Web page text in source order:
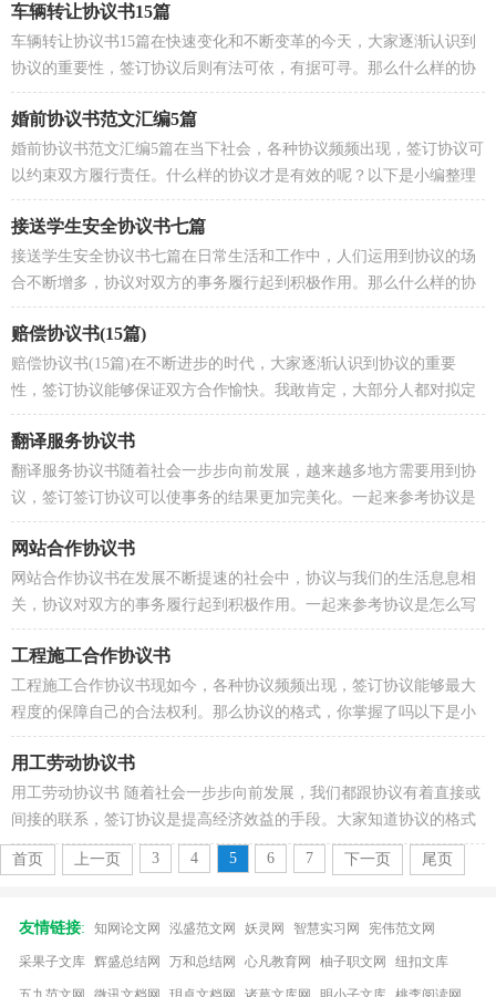
车辆转让协议书15篇
车辆转让协议书15篇在快速变化和不断变革的今天，大家逐渐认识到
协议的重要性，签订协议后则有法可依，有据可寻。那么什么样的协
议才是有效的呢？下面是小编精心整理的车辆转让协议...
婚前协议书范文汇编5篇
婚前协议书范文汇编5篇在当下社会，各种协议频频出现，签订协议可
以约束双方履行责任。什么样的协议才是有效的呢？以下是小编整理
的婚前协议书5篇，希望能够帮助到大家。婚前协议书...
接送学生安全协议书七篇
接送学生安全协议书七篇在日常生活和工作中，人们运用到协议的场
合不断增多，协议对双方的事务履行起到积极作用。那么什么样的协
议才是有效的呢？以下是小编为大家整理的接送学生...
赔偿协议书(15篇)
赔偿协议书(15篇)在不断进步的时代，大家逐渐认识到协议的重要
性，签订协议能够保证双方合作愉快。我敢肯定，大部分人都对拟定
协议很是头疼的，下面是小编为大家整理的赔偿协议书，欢...
翻译服务协议书
翻译服务协议书随着社会一步步向前发展，越来越多地方需要用到协
议，签订签订协议可以使事务的结果更加完美化。一起来参考协议是
怎么写的吧，下面是小编为大家收集的翻译服务协议...
网站合作协议书
网站合作协议书在发展不断提速的社会中，协议与我们的生活息息相
关，协议对双方的事务履行起到积极作用。一起来参考协议是怎么写
的吧，以下是小编帮大家整理的网站合作协议书，欢迎...
工程施工合作协议书
工程施工合作协议书现如今，各种协议频频出现，签订协议能够最大
程度的保障自己的合法权利。那么协议的格式，你掌握了吗以下是小
编为大家整理的工程施工合作协议书，希望能够帮助到...
用工劳动协议书
用工劳动协议书 随着社会一步步向前发展，我们都跟协议有着直接或
间接的联系，签订协议是提高经济效益的手段。大家知道协议的格式
吗？以下是小编为大家整理的用工劳动协议书 ，仅供...
首页
上一页 3 4 5 6 7 下一页 尾页
友情链接: 知网论文网 泓盛范文网 妖灵网 智慧实习网 宪伟范文网
采果子文库 辉盛总结网 万和总结网 心凡教育网 柚子职文网 纽扣文库